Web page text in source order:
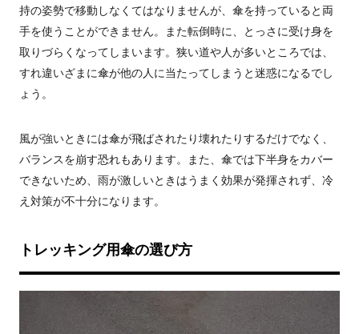
持の姿勢で移動しなくてはなりませんが、傘を持っていると両
手を使うことができません。また転倒時に、とっさに受け身を
取りづらくなってしまいます。狭い道や人が多いところでは、
すれ違いざまに傘が他の人に当たってしまうと迷惑になるでし
ょう。
風が強いときには傘が飛ばされたり壊れたりするだけでなく、
バランスを崩す恐れもあります。また、傘では下半身をカバー
できないため、雨が激しいときはうまく効果が発揮されず、冷
え対策が不十分になります。
トレッキング用傘の選び方